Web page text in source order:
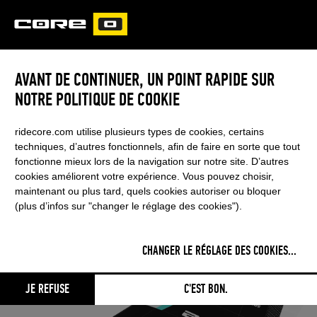
CARVED
AVANT DE CONTINUER, UN POINT RAPIDE SUR
NOTRE POLITIQUE DE COOKIE
ridecore.com utilise plusieurs types de cookies, certains
techniques, d’autres fonctionnels, afin de faire en sorte que tout
fonctionne mieux lors de la navigation sur notre site. D’autres
cookies améliorent votre expérience. Vous pouvez choisir,
maintenant ou plus tard, quels cookies autoriser ou bloquer
(plus d’infos sur "changer le réglage des cookies").
CHANGER LE RÉGLAGE DES COOKIES...
JE REFUSE C'EST BON.